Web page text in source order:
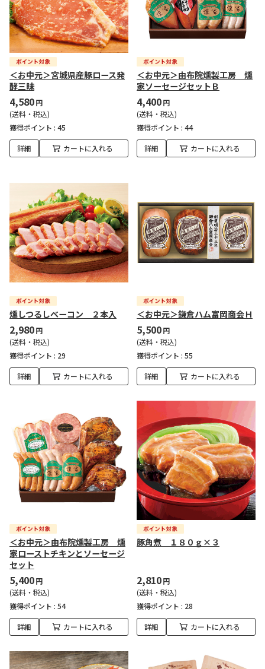
＜お中元＞宮城県産豚ロース発
酵三昧
4,580円
(送料・税込)
獲得ポイント : 45
詳細 カートに入れる
＜お中元＞由布院燻製工房 燻
家ソーセージセットＢ
4,400円
(送料・税込)
獲得ポイント : 44
詳細 カートに入れる
燻しつるしベーコン ２本入
2,980円
(送料・税込)
獲得ポイント : 29
詳細 カートに入れる
＜お中元＞鎌倉ハム富岡商会Ｈ
5,500円
(送料・税込)
獲得ポイント : 55
詳細 カートに入れる
＜お中元＞由布院燻製工房 燻
家ローストチキンとソーセージ
セット
5,400円
(送料・税込)
獲得ポイント : 54
詳細 カートに入れる
豚角煮 １８０ｇ×３
2,810円
(送料・税込)
獲得ポイント : 28
詳細 カートに入れる